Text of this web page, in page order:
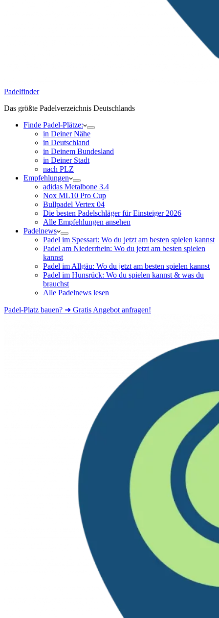
Padelfinder
Das größte Padelverzeichnis Deutschlands
Finde Padel-Plätze:
in Deiner Nähe
in Deutschland
in Deinem Bundesland
in Deiner Stadt
nach PLZ
Empfehlungen
adidas Metalbone 3.4
Nox ML10 Pro Cup
Bullpadel Vertex 04
Die besten Padelschläger für Einsteiger 2026
Alle Empfehlungen ansehen
Padelnews
Padel im Spessart: Wo du jetzt am besten spielen kannst
Padel am Niederrhein: Wo du jetzt am besten spielen
kannst
Padel im Allgäu: Wo du jetzt am besten spielen kannst
Padel im Hunsrück: Wo du spielen kannst & was du
brauchst
Alle Padelnews lesen
Padel-Platz bauen? ➜ Gratis Angebot anfragen!